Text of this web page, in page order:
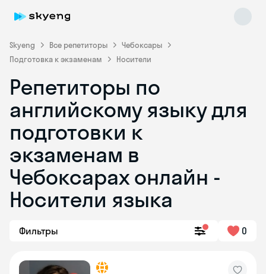
Skyeng Все репетиторы
Чебоксары
Подготовка к экзаменам
Носители
Репетиторы по
английскому языку для
подготовки к
экзаменам в
Чебоксарах онлайн -
Носители языка
Фильтры 0
Skyeng Chat